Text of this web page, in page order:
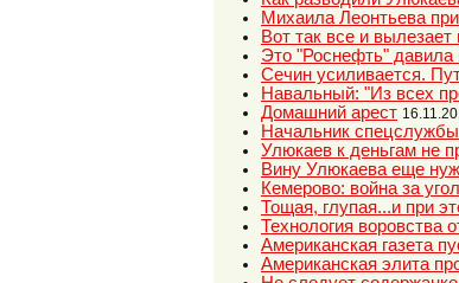
Михаила Леонтьева
Вот так все и вылезает
Это "Роснефть" давила
Сечин усиливается.
Навальный: "Из всех
Домашний арест
Начальник
Улюкаев к деньгам не
Вину Улюкаева еще
Кемерово: война за
Тощая, глупая...и при
Технология воровства
Американская газета
Американская элита